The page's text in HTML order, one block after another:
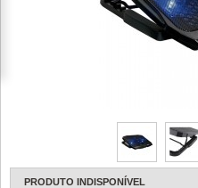
PRODUTO INDISPONÍVEL